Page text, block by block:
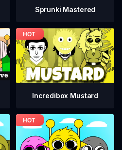
Sprunki Mastered
Incredibox Mustard